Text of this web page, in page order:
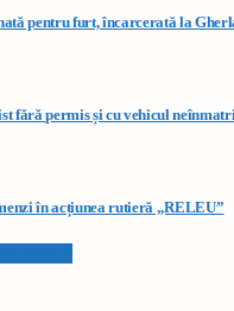
pentru furt, încarcerată la
fără permis și cu vehicul
în acțiunea rutieră „RELEU”